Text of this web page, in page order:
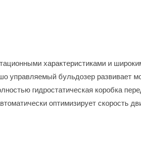
характеристиками и
управляемый бульдозер развивает
гидростатическая коробка
оптимизирует скорость